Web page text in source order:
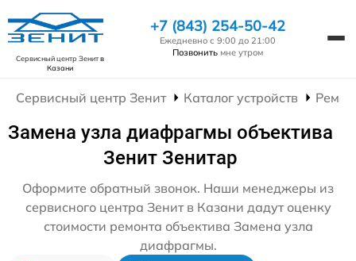
Сервисный центр Зенитв
Казани
+7 (843) 254-50-42
Ежедневно с 9:00 до 21:00
Позвонить мне утром
Сервисный центр Зенит Каталог устройств
Замена узла диафрагмы объектива
Зенит Зенитар
Оформите обратный звонок. Наши менеджеры из
сервисного центра Зенит в Казани дадут оценку
стоимости ремонта объектива Замена узла
диафрагмы.